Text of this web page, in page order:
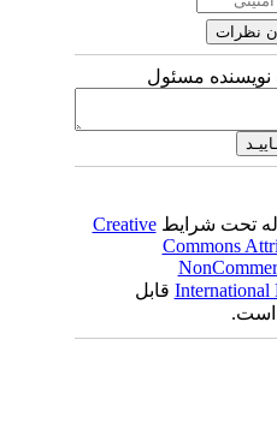
نویسنده مسئول
تحت شرایطCreative
Commons
قابل